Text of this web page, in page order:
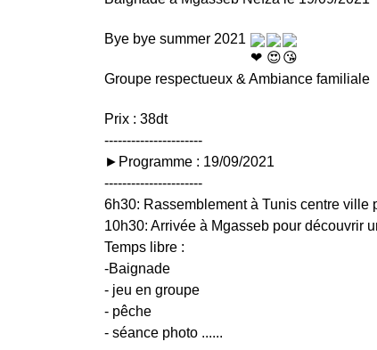
Bye bye summer 2021
Groupe respectueux & Ambiance familiale
Prix : 38dt
----------------------
►Programme : 19/09/2021
----------------------
6h30: Rassemblement à Tunis centre
10h30: Arrivée à Mgasseb pour découvrir
Temps libre :
-Baignade
- jeu en groupe
- pêche
- séance photo ......